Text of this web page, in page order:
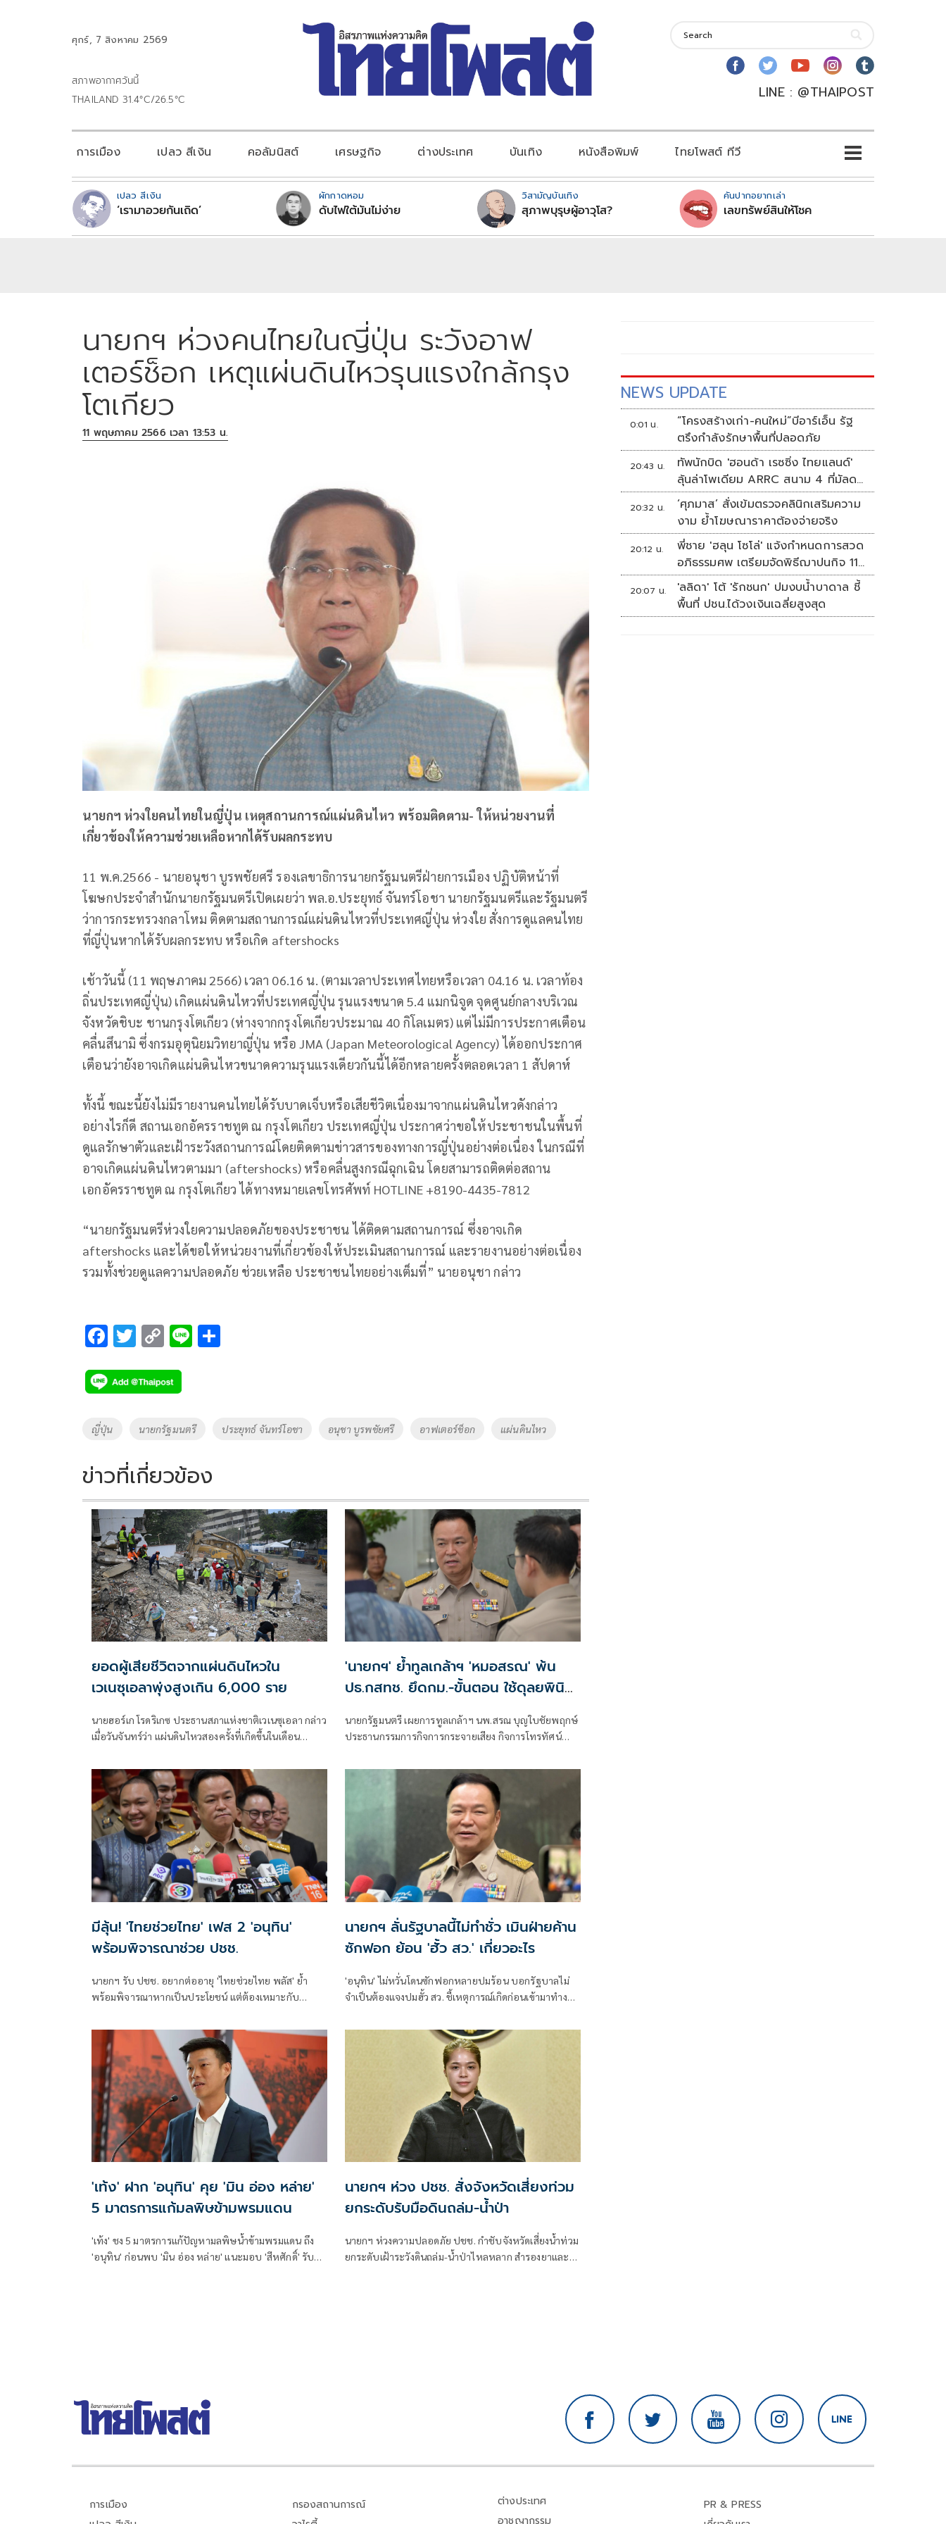
ศุกร์, 7 สิงหาคม 2569
สภาพอากาศวันนี้
THAILAND 31.4°C/26.5°C
LINE : @THAIPOST
การเมือง เปลว สีเงิน คอลัมนิสต์ เศรษฐกิจ ต่างประเทศ บันเทิง หนังสือพิมพ์ ไทยโพสต์ ทีวี
เปลว สีเงิน
‘เรามาอวยกันเถิด’
ผักกาดหอม
ดับไฟใต้มันไม่ง่าย
วิสามัญบันเทิง
สุภาพบุรุษผู้อาวุโส?
คันปากอยากเล่า
เลขทรัพย์สินให้โชค
นายกฯ ห่วงคนไทยในญี่ปุ่น ระวังอาฟ
เตอร์ช็อก เหตุแผ่นดินไหวรุนแรงใกล้กรุง
โตเกียว
11 พฤษภาคม 2566 เวลา 13:53 น.
นายกฯ ห่วงใยคนไทยในญี่ปุ่น เหตุสถานการณ์แผ่นดินไหว พร้อมติดตาม- ให้หน่วยงานที่
เกี่ยวข้องให้ความช่วยเหลือหากได้รับผลกระทบ
11 พ.ค.2566 - นายอนุชา บูรพชัยศรี รองเลขาธิการนายกรัฐมนตรีฝ่ายการเมือง ปฏิบัติหน้าที่
โฆษกประจำสำนักนายกรัฐมนตรีเปิดเผยว่า พล.อ.ประยุทธ์ จันทร์โอชา นายกรัฐมนตรีและรัฐมนตรี
ว่าการกระทรวงกลาโหม ติดตามสถานการณ์แผ่นดินไหวที่ประเทศญี่ปุ่น ห่วงใย สั่งการดูแลคนไทย
ที่ญี่ปุ่นหากได้รับผลกระทบ หรือเกิด aftershocks
เช้าวันนี้ (11 พฤษภาคม 2566) เวลา 06.16 น. (ตามเวลาประเทศไทยหรือเวลา 04.16 น. เวลาท้อง
ถิ่นประเทศญี่ปุ่น) เกิดแผ่นดินไหวที่ประเทศญี่ปุ่น รุนแรงขนาด 5.4 แมกนิจูด จุดศูนย์กลางบริเวณ
จังหวัดชิบะ ชานกรุงโตเกียว (ห่างจากกรุงโตเกียวประมาณ 40 กิโลเมตร) แต่ไม่มีการประกาศเตือน
คลื่นสึนามิ ซึ่งกรมอุตุนิยมวิทยาญี่ปุ่น หรือ JMA (Japan Meteorological Agency) ได้ออกประกาศ
เตือนว่ายังอาจเกิดแผ่นดินไหวขนาดความรุนแรงเดียวกันนี้ได้อีกหลายครั้งตลอดเวลา 1 สัปดาห์
ทั้งนี้ ขณะนี้ยังไม่มีรายงานคนไทยได้รับบาดเจ็บหรือเสียชีวิตเนื่องมาจากแผ่นดินไหวดังกล่าว
อย่างไรก็ดี สถานเอกอัครราชทูต ณ กรุงโตเกียว ประเทศญี่ปุ่น ประกาศว่าขอให้ประชาชนในพื้นที่
ดูแลรักษาตัวและเฝ้าระวังสถานการณ์โดยติดตามข่าวสารของทางการญี่ปุ่นอย่างต่อเนื่อง ในกรณีที่
อาจเกิดแผ่นดินไหวตามมา (aftershocks) หรือคลื่นสูงกรณีฉุกเฉิน โดยสามารถติดต่อสถาน
เอกอัครราชทูต ณ กรุงโตเกียว ได้ทางหมายเลขโทรศัพท์ HOTLINE +8190-4435-7812
“นายกรัฐมนตรีห่วงใยความปลอดภัยของประชาชน ได้ติดตามสถานการณ์ ซึ่งอาจเกิด
aftershocks และได้ขอให้หน่วยงานที่เกี่ยวข้องให้ประเมินสถานการณ์ และรายงานอย่างต่อเนื่อง
รวมทั้งช่วยดูแลความปลอดภัย ช่วยเหลือ ประชาชนไทยอย่างเต็มที่” นายอนุชา กล่าว
F
e
b
o
k
T
tt
er
C
p
y
Li
k
Li
Tags
ญี่ปุ่น นายกรัฐมนตรี ประยุทธ์ จันทร์โอชา อนุชา บูรพชัยศรี อาฟเตอร์ช็อก แผ่นดินไหว
ข่าวที่เกี่ยวข้อง
ยอดผู้เสียชีวิตจากแผ่นดินไหวใน
เวเนซุเอลาพุ่งสูงเกิน 6,000 ราย
นายฮอร์เก โรดริเกซ ประธานสภาแห่งชาติเวเนซุเอลา กล่าว
เมื่อวันจันทร์ว่า แผ่นดินไหวสองครั้งที่เกิดขึ้นในเดือน
'นายกฯ' ย้ำทูลเกล้าฯ 'หมอสรณ' พ้น
ปธ.กสทช. ยึดกม.-ขั้นตอน ใช้ดุลยพินิจ
นายกรัฐมนตรี เผยการทูลเกล้าฯ นพ.สรณ บุญใบชัยพฤกษ์
ประธานกรรมการกิจการกระจายเสียง กิจการโทรทัศน์
คุณสมบัติ
มีลุ้น! 'ไทยช่วยไทย' เฟส 2 'อนุทิน'
พร้อมพิจารณาช่วย ปชช.
นายกฯ รับ ปชช. อยากต่ออายุ 'ไทยช่วยไทย พลัส' ย้ำ
พร้อมพิจารณาหากเป็นประโยชน์ แต่ต้องเหมาะกับ
ขาสั้นเดินตลาด 'ก็ลมมันเย็น'
นายกฯ ลั่นรัฐบาลนี้ไม่ทำชั่ว เมินฝ่ายค้าน
ซักฟอก ย้อน 'ฮั้ว สว.' เกี่ยวอะไร
'อนุทิน' ไม่หวั่นโดนซักฟอกหลายปมร้อน บอกรัฐบาลไม่
จำเป็นต้องแจงปมฮั้ว สว. ชี้เหตุการณ์เกิดก่อนเข้ามาทำงาน
องครักษ์พิทักษ์
'เท้ง' ฝาก 'อนุทิน' คุย 'มิน อ่อง หล่าย'
5 มาตรการแก้มลพิษข้ามพรมแดน
'เท้ง' ชง 5 มาตรการแก้ปัญหามลพิษน้ำข้ามพรมแดน ถึง
'อนุทิน' ก่อนพบ 'มิน อ่อง หล่าย' แนะมอบ 'สีหศักดิ์' รับผิด
นายกฯ ห่วง ปชช. สั่งจังหวัดเสี่ยงท่วม
ยกระดับรับมือดินถล่ม-น้ำป่า
นายกฯ ห่วงความปลอดภัย ปชช. กำชับจังหวัดเสี่ยงน้ำท่วม
ยกระดับเฝ้าระวังดินถล่ม-น้ำป่าไหลหลาก สำรองยาและ
NEWS UPDATE
0:01 น.
“โครงสร้างเก่า-คนใหม่”บีอาร์เอ็น รัฐ
ตรึงกำลังรักษาพื้นที่ปลอดภัย
20:43 น.
ทัพนักบิด 'ฮอนด้า เรซซิ่ง ไทยแลนด์'
ลุ้นล่าโพเดียม ARRC สนาม 4 ที่มัลดา
ลิกา
20:32 น.
‘ศุภมาส’ สั่งเข้มตรวจคลินิกเสริมความ
งาม ย้ำโฆษณาราคาต้องจ่ายจริง
20:12 น.
พี่ชาย 'ฮลุน โซโล่' แจ้งกำหนดการสวด
อภิธรรมศพ เตรียมจัดพิธีฌาปนกิจ 11
ส.ค.
20:07 น.
'ลลิดา' โต้ 'รักชนก' ปมงบน้ำบาดาล ชี้
พื้นที่ ปชน.ได้วงเงินเฉลี่ยสูงสุด
การเมือง
กรองสถานการณ์
ต่างประเทศ
อาชญากรรม
PR & PRESS